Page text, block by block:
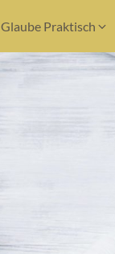
Glaube Praktisch